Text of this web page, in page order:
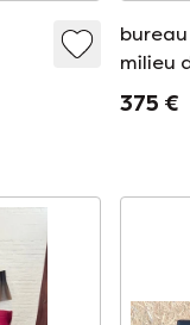
milieu
375 €